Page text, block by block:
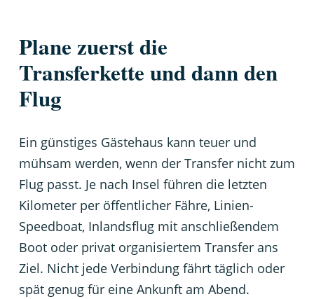
Plane zuerst die
Transferkette und dann den
Flug
Ein günstiges Gästehaus kann teuer und
mühsam werden, wenn der Transfer nicht zum
Flug passt. Je nach Insel führen die letzten
Kilometer per öffentlicher Fähre, Linien-
Speedboat, Inlandsflug mit anschließendem
Boot oder privat organisiertem Transfer ans
Ziel. Nicht jede Verbindung fährt täglich oder
spät genug für eine Ankunft am Abend.